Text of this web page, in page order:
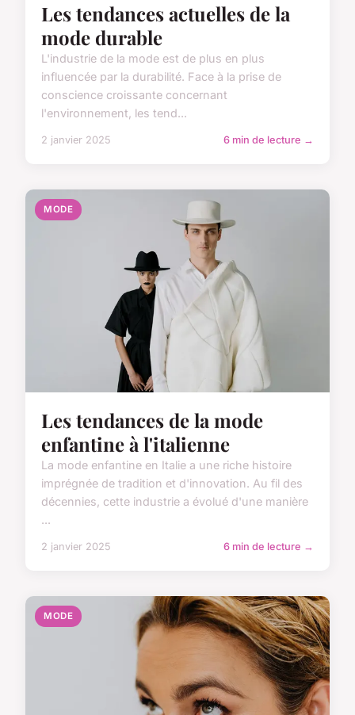
Les tendances actuelles de la
mode durable
L'industrie de la mode est de plus en plus
influencée par la durabilité. Face à la prise de
conscience croissante concernant
l'environnement, les tend...
2 janvier 2025 6 min de lecture →
MODE
Les tendances de la mode
enfantine à l'italienne
La mode enfantine en Italie a une riche histoire
imprégnée de tradition et d'innovation. Au fil des
décennies, cette industrie a évolué d'une manière
...
2 janvier 2025 6 min de lecture →
MODE